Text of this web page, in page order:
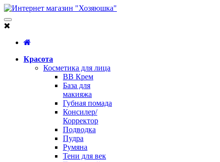
Красота
Косметика для лица
BB Крем
База для
макияжа
Губная помада
Консилер/
Корректор
Подводка
Пудра
Румяна
Тени для век